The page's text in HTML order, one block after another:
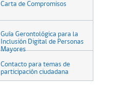
Carta de Compromisos
Guía Gerontológica para la
Inclusión Digital de Personas
Mayores
Contacto para temas de
participación ciudadana